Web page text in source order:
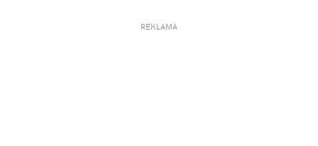
REKLAMA